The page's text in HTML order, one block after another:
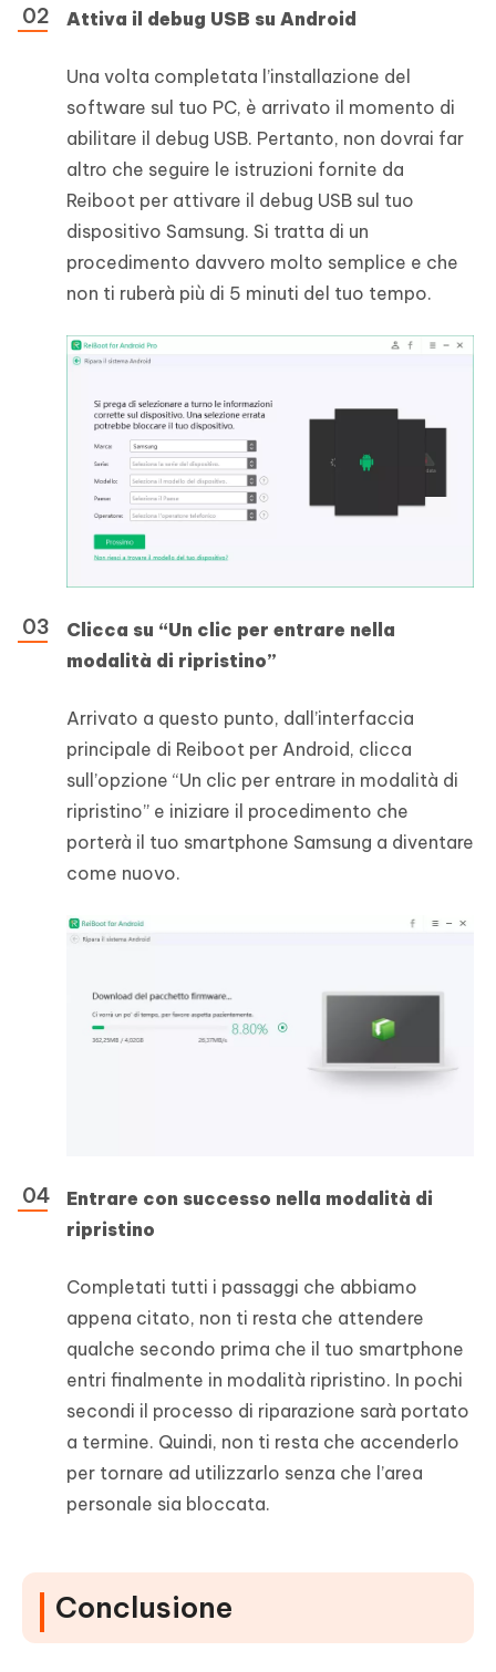
Attiva il debug USB su Android
Una volta completata l’installazione del
software sul tuo PC, è arrivato il momento di
abilitare il debug USB. Pertanto, non dovrai far
altro che seguire le istruzioni fornite da
Reiboot per attivare il debug USB sul tuo
dispositivo Samsung. Si tratta di un
procedimento davvero molto semplice e che
non ti ruberà più di 5 minuti del tuo tempo.
Clicca su “Un clic per entrare nella
modalità di ripristino”
Arrivato a questo punto, dall’interfaccia
principale di Reiboot per Android, clicca
sull’opzione “Un clic per entrare in modalità di
ripristino” e iniziare il procedimento che
porterà il tuo smartphone Samsung a diventare
come nuovo.
Entrare con successo nella modalità di
ripristino
Completati tutti i passaggi che abbiamo
appena citato, non ti resta che attendere
qualche secondo prima che il tuo smartphone
entri finalmente in modalità ripristino. In pochi
secondi il processo di riparazione sarà portato
a termine. Quindi, non ti resta che accenderlo
per tornare ad utilizzarlo senza che l’area
personale sia bloccata.
Conclusione